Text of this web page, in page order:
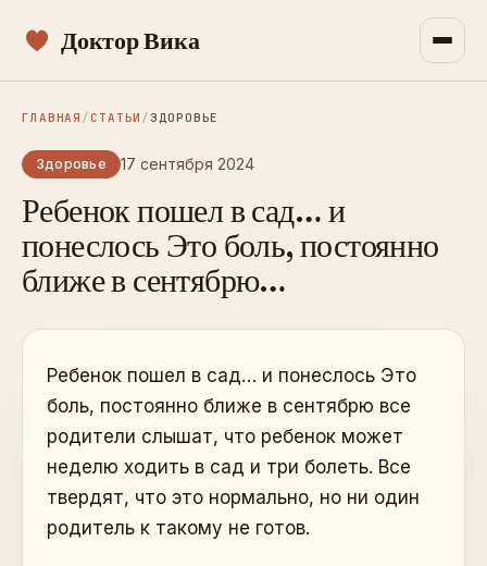
Доктор Вика
ГЛАВНАЯ /СТАТЬИ / ЗДОРОВЬЕ
Здоровье 17 сентября 2024
Ребенок пошел в сад… и
понеслось Это боль, постоянно
ближе в сентябрю…
Ребенок пошел в сад… и понеслось Это
боль, постоянно ближе в сентябрю все
родители слышат, что ребенок может
неделю ходить в сад и три болеть. Все
твердят, что это нормально, но ни один
родитель к такому не готов.